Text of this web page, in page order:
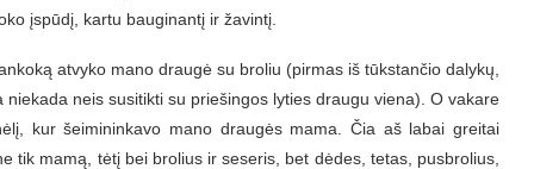
įspūdį, kartu bauginantį ir žavintį.
atvyko mano draugė su broliu (pirmas iš tūkstančio dalykų,
neis susitikti su priešingos lyties draugu viena). O vakare
kur šeimininkavo mano draugės mama. Čia aš labai greitai
tik mamą, tėtį bei brolius ir seseris, bet dėdes, tetas, pusbrolius,